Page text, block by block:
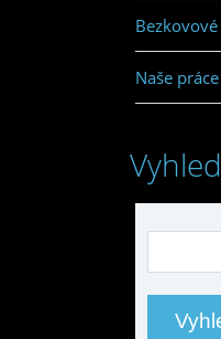
Naše práce